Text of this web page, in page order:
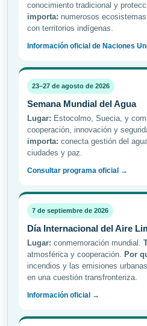
conocimiento tradicional y
importa: numerosos
con territorios indígenas.
Información oficial de Naciones
23–27 de agosto de 2026
Semana Mundial del Agua
Lugar: Estocolmo, Suecia, y
cooperación, innovación y
importa: conecta gestión del
ciudades y paz.
Consultar programa oficial →
7 de septiembre de 2026
Día Internacional del Aire
Lugar: conmemoración mundial.
atmosférica y cooperación. Por
incendios y las emisiones
en una cuestión transfronteriza.
Información oficial →